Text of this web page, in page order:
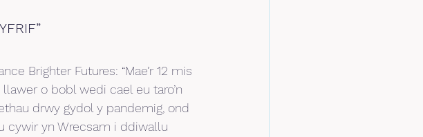
Brighter Futures: “Mae’r 12 mis
o bobl wedi cael eu taro’n
drwy gydol y pandemig, ond
cywir yn Wrecsam i ddiwallu